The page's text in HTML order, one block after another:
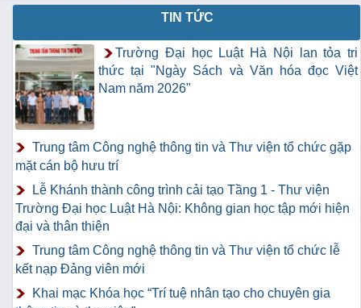
TIN TỨC
Trường Đại học Luật Hà Nội lan tỏa tri
thức tại "Ngày Sách và Văn hóa đọc Việt
Nam năm 2026"
Trung tâm Công nghệ thông tin và Thư viện tổ chức gặp
mặt cán bộ hưu trí
Lễ Khánh thành công trình cải tạo Tầng 1 - Thư viện
Trường Đại học Luật Hà Nội: Không gian học tập mới hiện
đại và thân thiện
Trung tâm Công nghệ thông tin và Thư viện tổ chức lễ
kết nạp Đảng viên mới
Khai mạc Khóa học “Trí tuệ nhân tạo cho chuyên gia